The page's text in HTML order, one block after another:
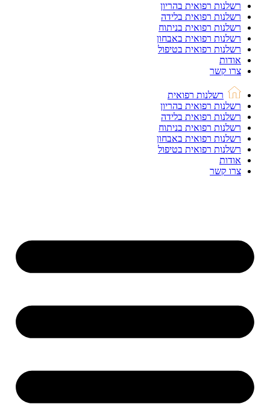
רשלנות רפואית בהריון
רשלנות רפואית בלידה
רשלנות רפואית בניתוח
רשלנות רפואית באבחון
רשלנות רפואית בטיפול
אודות
צרו קשר
רשלנות רפואית
רשלנות רפואית בהריון
רשלנות רפואית בלידה
רשלנות רפואית בניתוח
רשלנות רפואית באבחון
רשלנות רפואית בטיפול
אודות
צרו קשר